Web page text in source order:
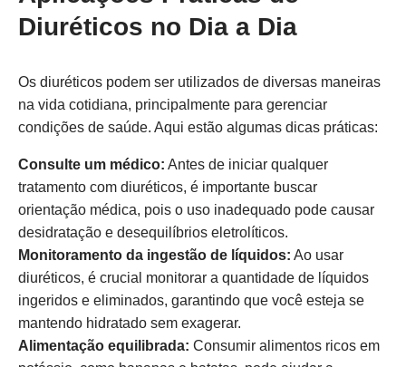
Diuréticos no Dia a Dia
Os diuréticos podem ser utilizados de diversas maneiras
na vida cotidiana, principalmente para gerenciar
condições de saúde. Aqui estão algumas dicas práticas:
Consulte um médico: Antes de iniciar qualquer
tratamento com diuréticos, é importante buscar
orientação médica, pois o uso inadequado pode causar
desidratação e desequilíbrios eletrolíticos.
Monitoramento da ingestão de líquidos: Ao usar
diuréticos, é crucial monitorar a quantidade de líquidos
ingeridos e eliminados, garantindo que você esteja se
mantendo hidratado sem exagerar.
Alimentação equilibrada: Consumir alimentos ricos em